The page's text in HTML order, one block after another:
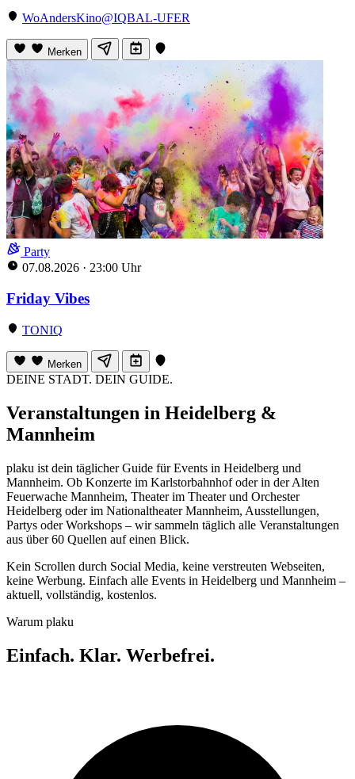
WoAndersKino@IQBAL-UFER
Merken
Party
07.08.2026 · 23:00 Uhr
Friday Vibes
TONIQ
Merken
DEINE STADT. DEIN GUIDE.
Veranstaltungen in Heidelberg &
Mannheim
plaku ist dein täglicher Guide für Events in Heidelberg und
Mannheim. Ob Konzerte im Karlstorbahnhof oder in der Alten
Feuerwache Mannheim, Theater im Theater und Orchester
Heidelberg oder im Nationaltheater Mannheim, Ausstellungen,
Partys oder Workshops – wir sammeln täglich alle Veranstaltungen
aus über 60 Quellen auf einen Blick.
Kein Scrollen durch Social Media, keine verstreuten Webseiten,
keine Werbung. Einfach alle Events in Heidelberg und Mannheim –
aktuell, vollständig, kostenlos.
Warum plaku
Einfach. Klar. Werbefrei.